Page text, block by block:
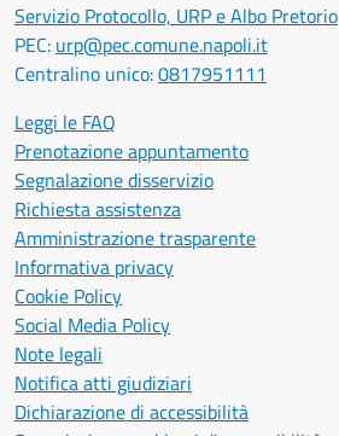
Servizio Protocollo, URP e Albo Pretorio
PEC: urp@pec.comune.napoli.it
Centralino unico:0817951111
Leggi le FAQ
Prenotazione appuntamento
Segnalazione disservizio
Richiesta assistenza
Amministrazione trasparente
Informativa privacy
Cookie Policy
Social Media Policy
Note legali
Notifica atti giudiziari
Dichiarazione di accessibilità